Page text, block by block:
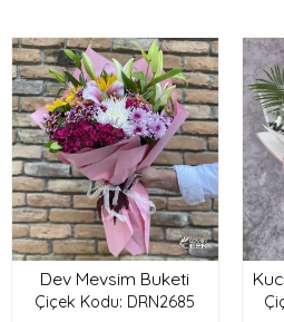
Dev Mevsim Buketi
Çiçek Kodu: DRN2685